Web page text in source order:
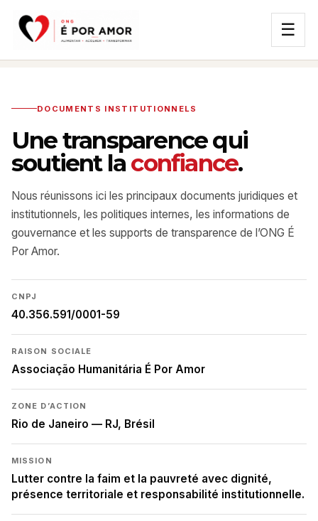
☰
DOCUMENTS INSTITUTIONNELS
Une transparence qui
soutient la confiance.
Nous réunissons ici les principaux documents juridiques et
institutionnels, les politiques internes, les informations de
gouvernance et les supports de transparence de l’ONG É
Por Amor.
CNPJ
40.356.591/0001-59
RAISON SOCIALE
Associação Humanitária É Por Amor
ZONE D’ACTION
Rio de Janeiro — RJ, Brésil
MISSION
Lutter contre la faim et la pauvreté avec dignité,
présence territoriale et responsabilité institutionnelle.